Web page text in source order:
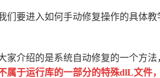
们要进入如何手动修复操作的具体
家介绍的是系统自动修复的一个方法
属于运行库的一部分的特殊dlL文件